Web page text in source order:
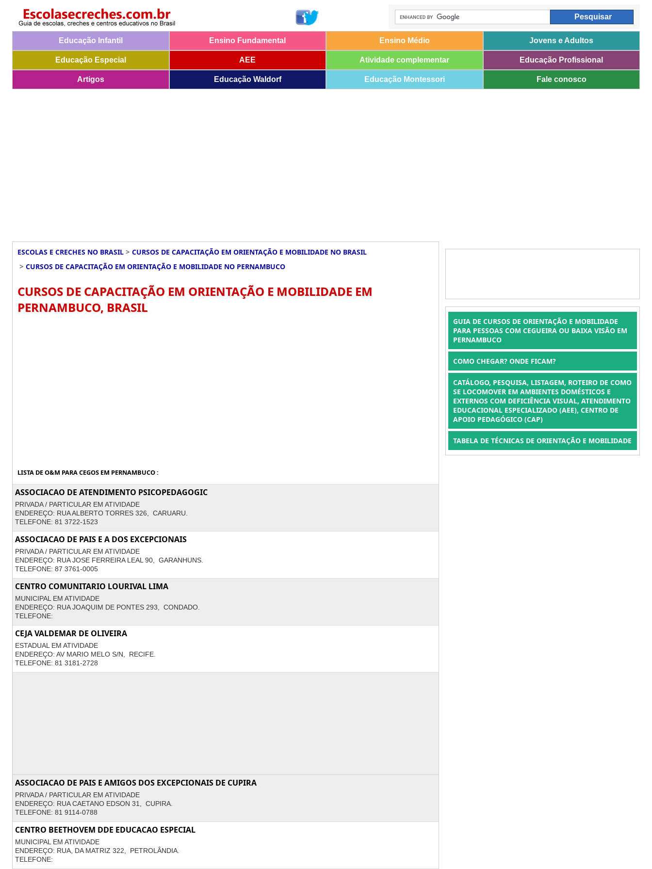
Educação Infantil Ensino Fundamental Ensino Médio Jovens e Adultos
Educação Especial AEE Atividade complementar Educação Profissional
Artigos Educação Waldorf Educação Montessori Fale conosco
ESCOLAS E CRECHES NO BRASIL > CURSOS DE CAPACITAÇÃO EM ORIENTAÇÃO E MOBILIDADE NO BRASIL
> CURSOS DE CAPACITAÇÃO EM ORIENTAÇÃO E MOBILIDADE NO PERNAMBUCO
CURSOS DE CAPACITAÇÃO EM ORIENTAÇÃO E MOBILIDADE EM
PERNAMBUCO, BRASIL
LISTA DE O&M PARA CEGOS EM PERNAMBUCO :
ASSOCIACAO DE ATENDIMENTO PSICOPEDAGOGIC
PRIVADA / PARTICULAR EM ATIVIDADE
ENDEREÇO: RUA ALBERTO TORRES 326, CARUARU.
TELEFONE: 81 3722-1523
ASSOCIACAO DE PAIS E A DOS EXCEPCIONAIS
PRIVADA / PARTICULAR EM ATIVIDADE
ENDEREÇO: RUA JOSE FERREIRA LEAL 90, GARANHUNS.
TELEFONE: 87 3761-0005
CENTRO COMUNITARIO LOURIVAL LIMA
MUNICIPAL EM ATIVIDADE
ENDEREÇO: RUA JOAQUIM DE PONTES 293, CONDADO.
TELEFONE:
CEJA VALDEMAR DE OLIVEIRA
ESTADUAL EM ATIVIDADE
ENDEREÇO: AV MARIO MELO S/N, RECIFE.
TELEFONE: 81 3181-2728
ASSOCIACAO DE PAIS E AMIGOS DOS EXCEPCIONAIS DE CUPIRA
PRIVADA / PARTICULAR EM ATIVIDADE
ENDEREÇO: RUA CAETANO EDSON 31, CUPIRA.
TELEFONE: 81 9114-0788
CENTRO BEETHOVEM DDE EDUCACAO ESPECIAL
MUNICIPAL EM ATIVIDADE
ENDEREÇO: RUA, DA MATRIZ 322, PETROLÂNDIA.
TELEFONE:
GUIA DE CURSOS DE ORIENTAÇÃO E MOBILIDADE
PARA PESSOAS COM CEGUEIRA OU BAIXA VISÃO EM
PERNAMBUCO
COMO CHEGAR? ONDE FICAM?
CATÁLOGO, PESQUISA, LISTAGEM, ROTEIRO DE COMO
SE LOCOMOVER EM AMBIENTES DOMÉSTICOS E
EXTERNOS COM DEFICIÊNCIA VISUAL, ATENDIMENTO
EDUCACIONAL ESPECIALIZADO (AEE), CENTRO DE
APOIO PEDAGÓGICO (CAP)
TABELA DE TÉCNICAS DE ORIENTAÇÃO E MOBILIDADE